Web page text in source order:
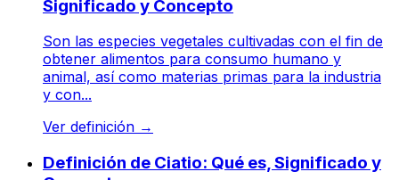
Significado y Concepto
Son las especies vegetales cultivadas con el fin de
obtener alimentos para consumo humano y
animal, así como materias primas para la industria
y con...
Ver definición →
Definición de Ciatio: Qué es, Significado y